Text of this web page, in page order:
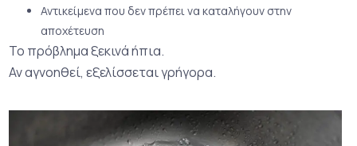
Αντικείμενα που δεν πρέπει να καταλήγουν στην
αποχέτευση
Το πρόβλημα ξεκινά ήπια.
Αν αγνοηθεί, εξελίσσεται γρήγορα.